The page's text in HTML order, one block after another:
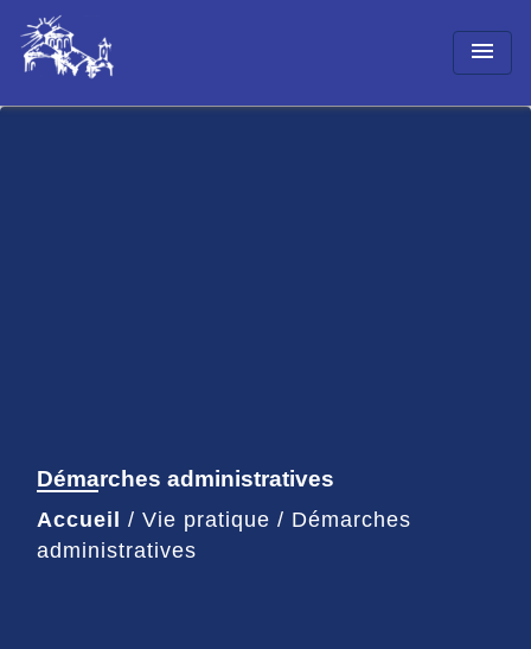
menu
Démarches administratives
Accueil / Vie pratique / Démarches
administratives